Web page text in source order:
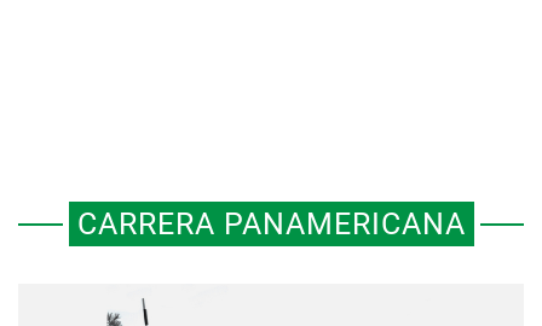
CARRERA PANAMERICANA